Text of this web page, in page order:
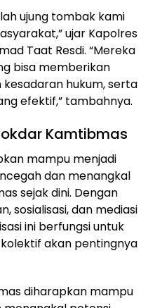
ujung tombak kami
ujar Kapolres
Taat Resdi. “Mereka
bisa memberikan
hukum, serta
efektif,” tambahnya.
Kamtibmas
mampu menjadi
dan menangkal
sejak dini. Dengan
sosialisasi, dan mediasi
ini berfungsi untuk
akan pentingnya
diharapkan mampu